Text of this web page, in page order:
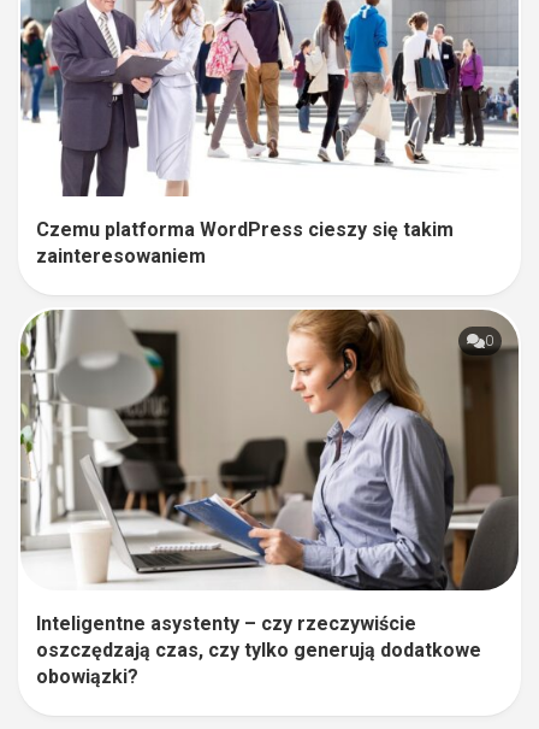
Czemu platforma WordPress cieszy się takim
zainteresowaniem
0
Inteligentne asystenty – czy rzeczywiście
oszczędzają czas, czy tylko generują dodatkowe
obowiązki?